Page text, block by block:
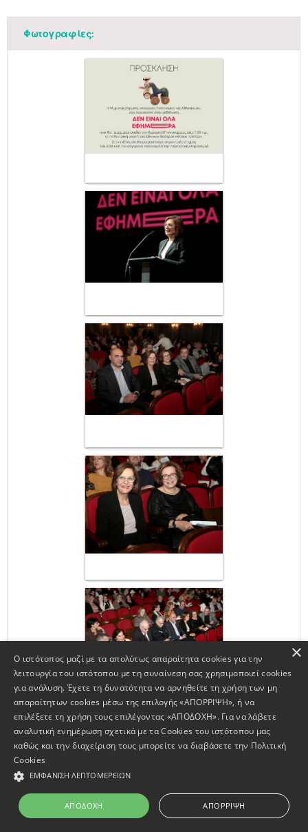
Φωτογραφίες:
×
Ο ιστότοπος μαζί με τα απολύτως απαραίτητα cookies για την
λειτουργία του ιστότοπου με τη συναίνεση σας χρησιμοποιεί cookies
για ανάλυση. Έχετε τη δυνατότητα να αρνηθείτε τη χρήση των μη
απαραίτητων cookies μέσω της επιλογής «ΑΠΟΡΡΙΨΗ», ή να
επιλέξετε τη χρήση τους επιλέγοντας «ΑΠΟΔΟΧΗ». Για να λάβετε
αναλυτική ενημέρωση σχετικά με τα Cookies του ιστότοπου μας
καθώς και την διαχείριση τους μπορείτε να διαβάσετε την Πολιτική
Cookies
ΕΜΦΆΝΙΣΗ ΛΕΠΤΟΜΕΡΕΙΏΝ
ΑΠΟΔΟΧΉ ΑΠΌΡΡΙΨΗ